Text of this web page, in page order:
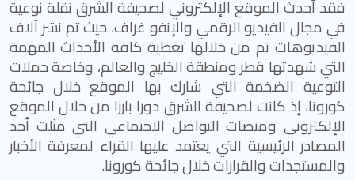
فقد أحدث الموقع الإلكتروني لصحيفة الشرق نقلة نوعية
في مجال الفيديو الرقمي والإنفو غراف، حيث تم نشر آلاف
الفيديوهات تم من خلالها تغطية كافة الأحداث المهمة
التي شهدتها قطر ومنطقة الخليج والعالم، وخاصة حملات
التوعية الضخمة التي شارك بها الموقع خلال جائحة
كورونا، إذ كانت لصحيفة الشرق دورا بارزا من خلال الموقع
الإلكتروني ومنصات التواصل الاجتماعي التي مثلت أحد
المصادر الرئيسية التي يعتمد عليها القراء لمعرفة الأخبار
والمستجدات والقرارات خلال جائحة كورونا.